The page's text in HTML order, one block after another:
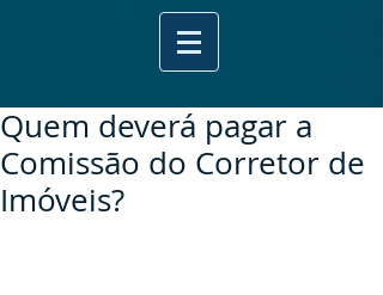
Quem deverá pagar a
Comissão do Corretor de
Imóveis?